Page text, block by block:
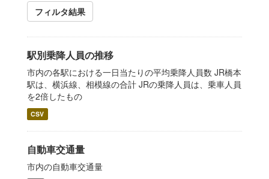
フィルタ結果
駅別乗降人員の推移
市内の各駅における一日当たりの平均乗降人員数 JR橋本
駅は、横浜線、相模線の合計 JRの乗降人員は、乗車人員
を2倍したもの
CSV
自動車交通量
市内の自動車交通量